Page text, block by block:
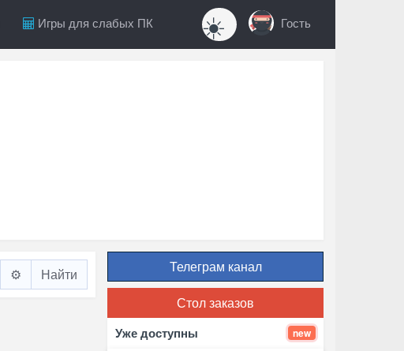
Игры для слабых ПК ☀️ Гость
⚙️
Телеграм канал
Стол заказов
Уже доступны new